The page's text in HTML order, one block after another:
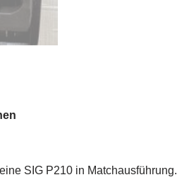
SIG P210 in Matchausführung.